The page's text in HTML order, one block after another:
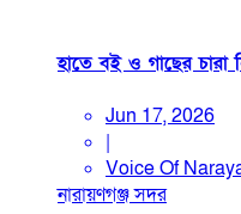
হাতে বই ও গাছের চারা
Jun 17, 2026
|
Voice Of
নারায়ণগঞ্জ সদর